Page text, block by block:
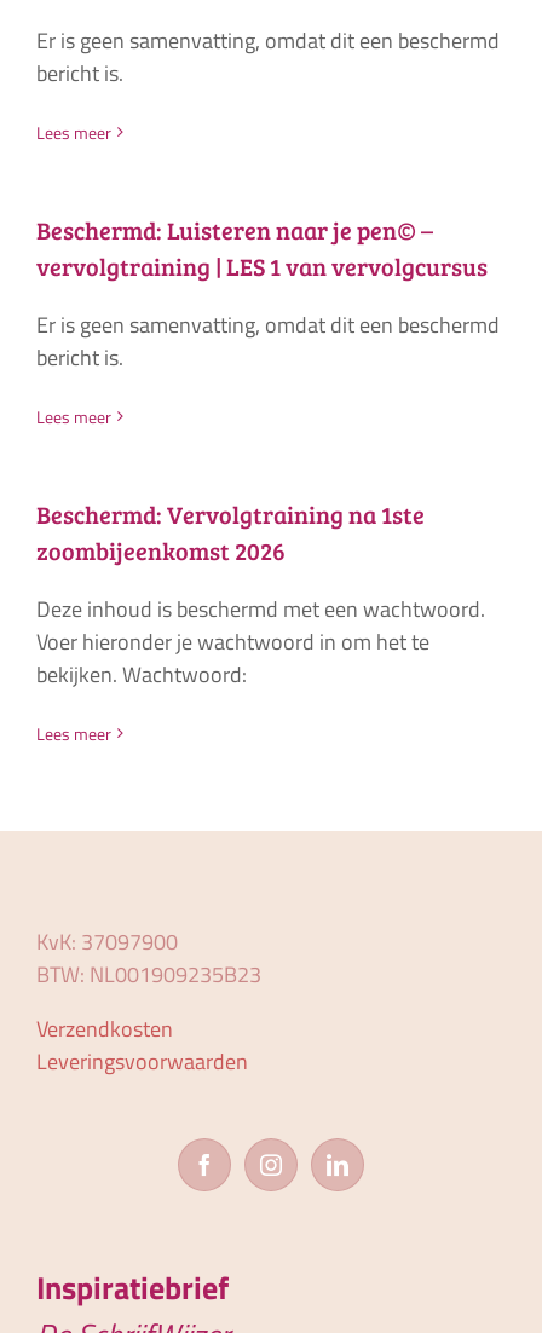
Er is geen samenvatting, omdat dit een beschermd
bericht is.
Lees meer
Beschermd: Luisteren naar je pen© –
vervolgtraining | LES 1 van vervolgcursus
Er is geen samenvatting, omdat dit een beschermd
bericht is.
Lees meer
Beschermd: Vervolgtraining na 1ste
zoombijeenkomst 2026
Deze inhoud is beschermd met een wachtwoord.
Voer hieronder je wachtwoord in om het te
bekijken. Wachtwoord:
Lees meer
KvK: 37097900
BTW: NL001909235B23
Verzendkosten
Leveringsvoorwaarden
Inspiratiebrief